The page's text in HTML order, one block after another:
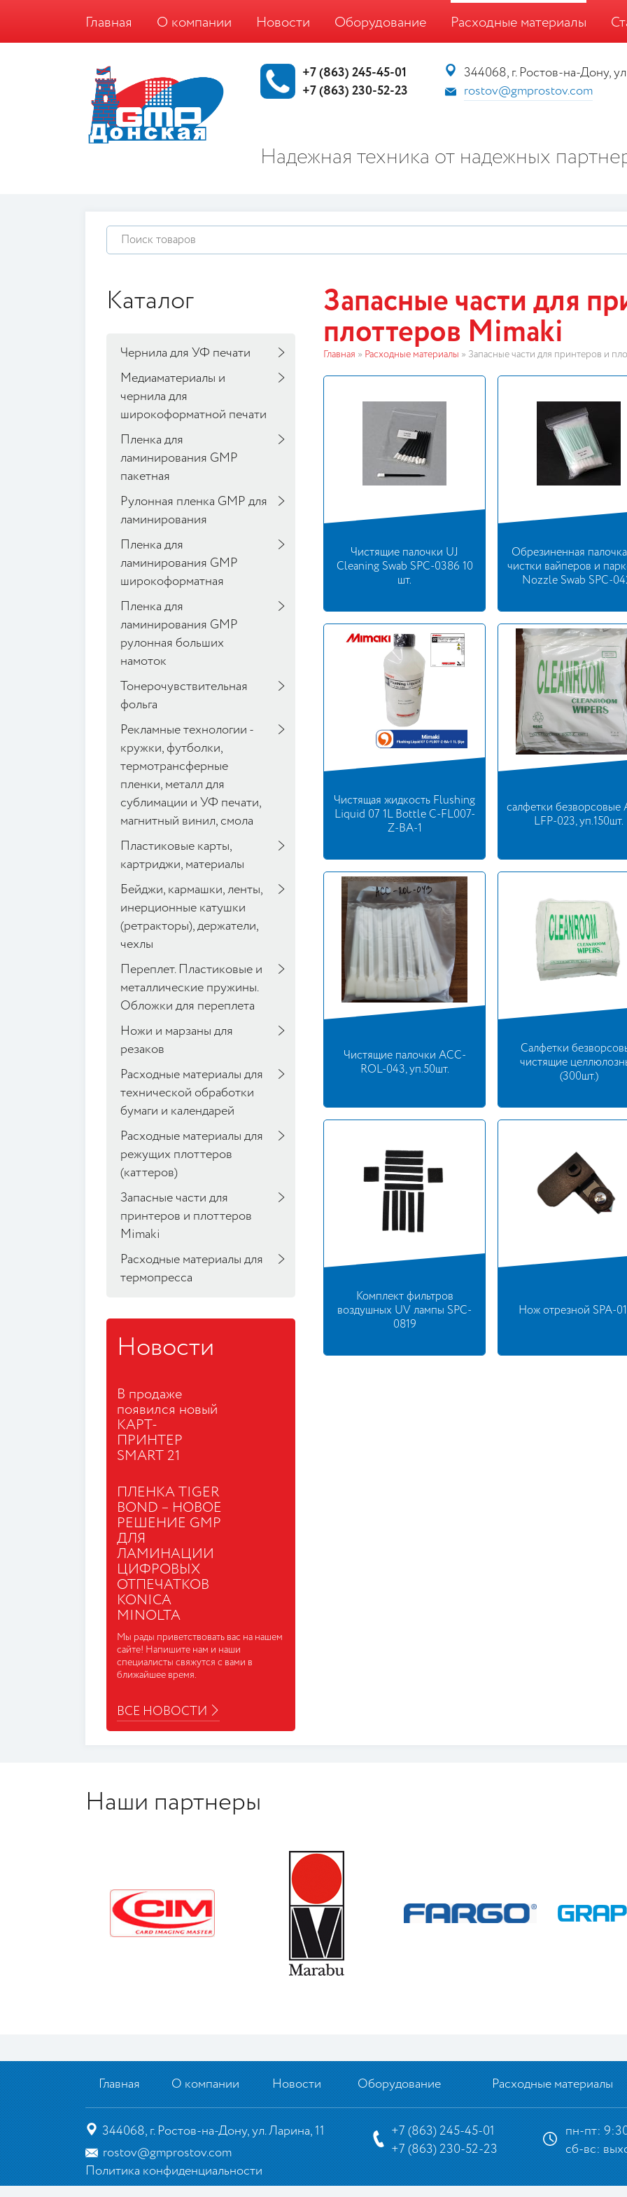
Главная О компании Новости Оборудование Расходные материалы
+7 (863) 245-45-01
+7 (863) 230-52-23
344068, г. Ростов-на-Дону,
rostov@gmprostov.com
Надежная техника от надежных
Каталог
Чернила для УФ печати
Медиаматериалы и
чернила для
широкоформатной печати
Пленка для
ламинирования GMP
пакетная
Рулонная пленка GMP для
ламинирования
Пленка для
ламинирования GMP
широкоформатная
Пленка для
ламинирования GMP
рулонная больших
намоток
Тонерочувствительная
фольга
Рекламные технологии -
кружки, футболки,
термотрансферные
пленки, металл для
сублимации и УФ печати,
магнитный винил, смола
Пластиковые карты,
картриджи, материалы
Бейджи, кармашки, ленты,
инерционные катушки
(ретракторы), держатели,
чехлы
Переплет. Пластиковые и
металлические пружины.
Обложки для переплета
Ножи и марзаны для
резаков
Расходные материалы для
технической обработки
бумаги и календарей
Расходные материалы для
режущих плоттеров
(каттеров)
Запасные части для
принтеров и плоттеров
Mimaki
Расходные материалы для
термопресса
Новости
В продаже
появился новый
КАРТ-
ПРИНТЕР
SMART 21
ПЛЕНКА TIGER
BOND – НОВОЕ
РЕШЕНИЕ GMP
ДЛЯ
ЛАМИНАЦИИ
ЦИФРОВЫХ
ОТПЕЧАТКОВ
KONICA
MINOLTA
Мы рады приветствовать вас на нашем
сайте! Напишите нам и наши
специалисты свяжутся с вами в
ближайшее время.
ВСЕ НОВОСТИ
Запасные части для
плоттеров Mimaki
Главная » Расходные материалы » Запасные части для принтеров и
Чистящие палочки UJ
Cleaning Swab SPC-0386 10
шт.
Обрезиненная
чистки вайперов и
Nozzle Swab SPC-
Чистящая жидкость Flushing
Liquid 07 1L Bottle C-FL007-
Z-BA-1
салфетки безворсовые
LFP-023, уп.150шт.
Чистящие палочки ACC-
ROL-043, уп.50шт.
Салфетки
чистящие
(300шт.)
Комплект фильтров
воздушных UV лампы SPC-
0819
Нож отрезной SPA-
Наши партнеры
Главная О компании Новости Оборудование Расходные материалы
344068, г. Ростов-на-Дону, ул. Ларина, 11
rostov@gmprostov.com
Политика конфиденциальности
+7 (863) 245-45-01
+7 (863) 230-52-23
пн-пт:
сб-вс: